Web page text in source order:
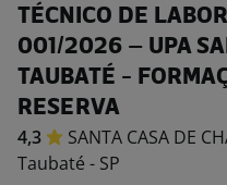
TÉCNICO DE
001/2026 – UPA
TAUBATÉ -
RESERVA
4,3 SANTA CASA DE
Taubaté - SP